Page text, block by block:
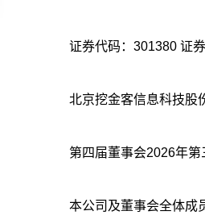
证券代码：301380 证
北京挖金客信息科技股
第四届董事会2026年
本公司及董事会全体成